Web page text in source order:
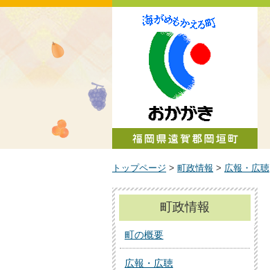
トップページ > 町政情報 > 広報・広聴
町政情報
町の概要
広報・広聴